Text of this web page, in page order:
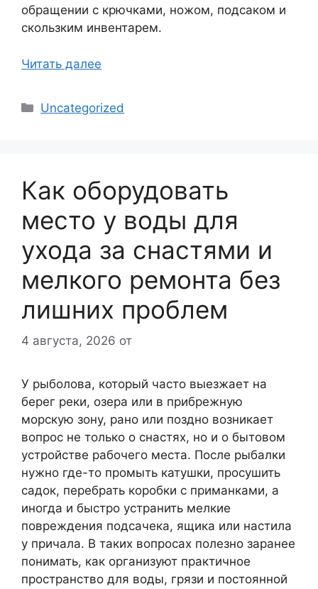
обращении с крючками, ножом, подсаком и
скользким инвентарем.
Читать далее
Рубрики
Uncategorized
Как оборудовать
место у воды для
ухода за снастями и
мелкого ремонта без
лишних проблем
4 августа, 2026 от
У рыболова, который часто выезжает на
берег реки, озера или в прибрежную
морскую зону, рано или поздно возникает
вопрос не только о снастях, но и о бытовом
устройстве рабочего места. После рыбалки
нужно где-то промыть катушки, просушить
садок, перебрать коробки с приманками, а
иногда и быстро устранить мелкие
повреждения подсачека, ящика или настила
у причала. В таких вопросах полезно заранее
понимать, как организуют практичное
пространство для воды, грязи и постоянной